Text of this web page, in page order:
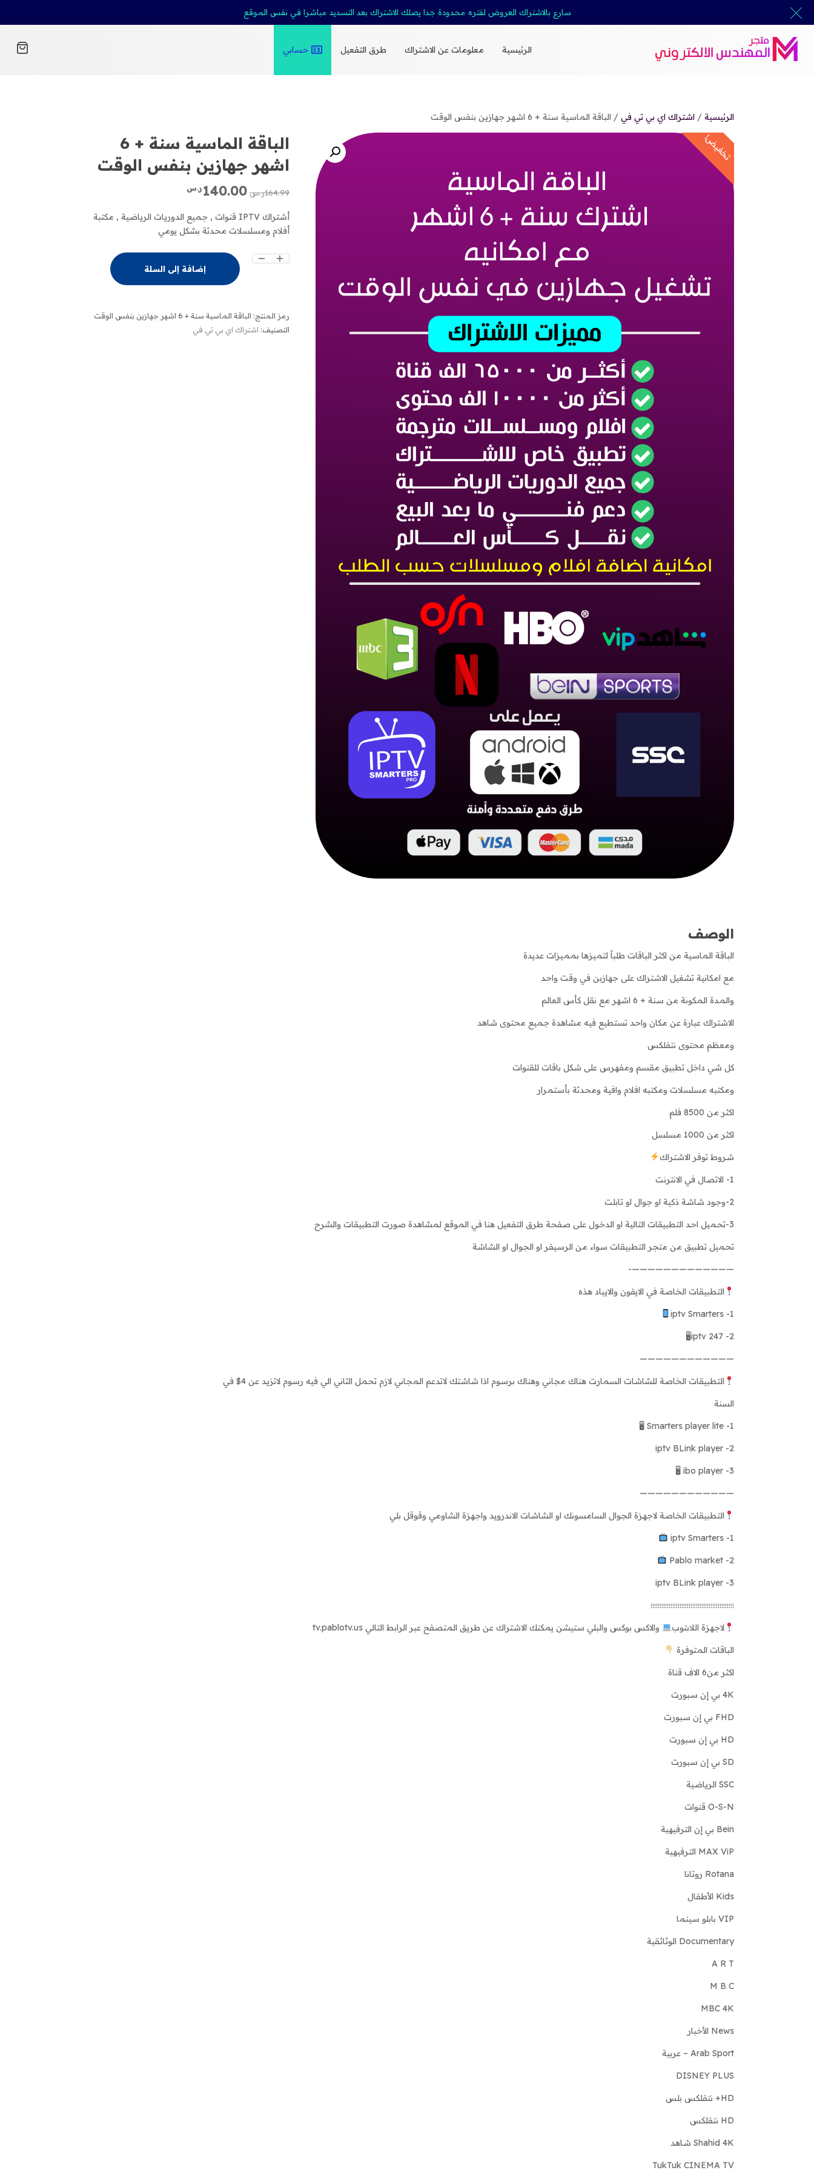
سارع بالاشتراك العروض لفتره محدودة جدا يصلك الاشتراك بعد التسديد مباشرا في نفس الموقع
الرئيسية معلومات عن الاشتراك طرق التفعيل حسابي
الرئيسية / اشتراك اي بي تي في / الباقة الماسية سنة + 6 اشهر جهازين بنفس الوقت
تخفيض!
الباقة الماسية سنة + 6
اشهر جهازين بنفس الوقت
164.99ر.س السعر
هو:
164.99ر.س.
140.00 ر.س
هو:
140.00ر.س.
أشتراك IPTV قنوات , جميع الدوريات الرياضية , مكتبة
أفلام ومسلسلات محدثة بشكل يومي
كمية
+
6
إضافة إلى السلة
رمز المنتج: الباقة الماسية سنة + 6 اشهر جهازين بنفس الوقت
التصنيف: اشتراك اي بي تي في
الوصف
الباقة الماسية من اكثر الباقات طلباً لتميزها بمميزات عديدة
مع امكانية تشغيل الاشتراك على جهازبن في وقت واحد
والمدة المكونة من سنة + 6 اشهر مع نقل كأس العالم
الاشتراك عبارة عن مكان واحد تستطيع فيه مشاهدة جميع محتوى شاهد
ومعظم محتوى نتفلكس
كل شي داخل تطبيق مقسم ومفهرس على شكل باقات للقنوات
ومكتبه مسلسلات ومكتبه افلام وافية ومحدثة بأستمرار
اكثر من 8500 فلم
اكثر من 1000 مسلسل
شروط توفر الاشتراك
1- الاتصال في الانترنت
2-وجود شاشة ذكية او جوال او تابلت
3-تحميل احد التطبيقات التالية او الدخول على صفحة طرق التفعيل هنا في الموقع لمشاهدة صورت التطبيقات والشرح
تحميل تطبيق من متجر التطبيقات سواء من الرسيفر او الجوال او الشاشة
—————————————-
التطبيقات الخاصة في الايفون والايباد هذه
1- iptv Smarters
2- iptv 247🖥
————————————
التطبيقات الخاصة للشاشات السمارت هناك مجاني وهناك برسوم اذا شاشتك لاتدعم المجاني لازم تحمل الثاني الي فيه رسوم لاتزيد عن 4$ في
السنة
1- Smarters player lite 🖥
2- iptv BLink player
3- ibo player 🖥
————————————
التطبيقات الخاصة لاجهزة الجوال السامسونك او الشاشات الاندرويد واجهزة الشاومي وقوقل بلي
1- iptv Smarters
2- Pablo market
3- iptv BLink player
؛؛؛؛؛؛؛؛؛؛؛؛؛؛؛؛؛؛؛؛؛؛؛؛؛؛؛؛؛؛؛؛؛؛؛؛؛؛؛؛؛؛؛؛؛؛
لاجهزة اللابتوب والاكس بوكس والبلي ستيشن يمكنك الاشتراك عن طريق المتصفح عبر الرابط التالي tv.pablotv.us
الباقات المتوفرة
اكثر من6 الاف قناة
4K بي إن سبورت
FHD بي إن سبورت
HD بي إن سبورت
SD بي إن سبورت
SSC الرياضية
O-S-N قنوات
Bein بي إن الترفيهية
MAX ViP الترفيهية
Rotana روتانا
Kids الأطفال
VIP بابلو سينما
Documentary الوثائقية
A R T
M B C
MBC 4K
News الأخبار
Arab Sport – عربية
DISNEY PLUS
HD+ نتفلكس بلس
HD نتفلكس
Shahid 4K شـاهد
TukTuk CINEMA TV